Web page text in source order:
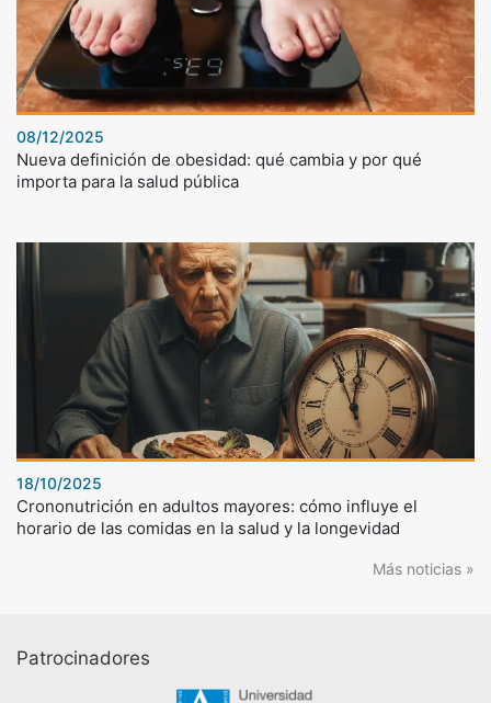
08/12/2025
Nueva definición de obesidad: qué cambia y por qué
importa para la salud pública
18/10/2025
Crononutrición en adultos mayores: cómo influye el
horario de las comidas en la salud y la longevidad
Más noticias »
Patrocinadores